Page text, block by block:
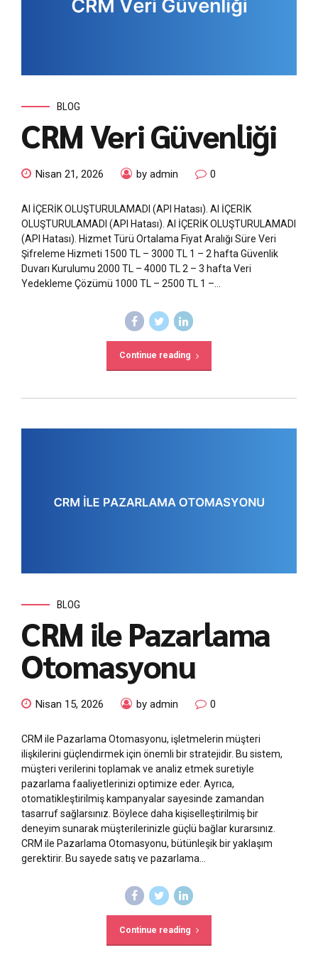
BLOG
CRM Veri Güvenliği
Nisan 21, 2026 by admin 0
AI İÇERİK OLUŞTURULAMADI (API Hatası). AI İÇERİK
OLUŞTURULAMADI (API Hatası). AI İÇERİK OLUŞTURULAMADI
(API Hatası). Hizmet Türü Ortalama Fiyat Aralığı Süre Veri
Şifreleme Hizmeti 1500 TL – 3000 TL 1 – 2 hafta Güvenlik
Duvarı Kurulumu 2000 TL – 4000 TL 2 – 3 hafta Veri
Yedekleme Çözümü 1000 TL – 2500 TL 1 –...
Continue reading
BLOG
CRM ile Pazarlama
Otomasyonu
Nisan 15, 2026 by admin 0
CRM ile Pazarlama Otomasyonu, işletmelerin müşteri
ilişkilerini güçlendirmek için önemli bir stratejidir. Bu sistem,
müşteri verilerini toplamak ve analiz etmek suretiyle
pazarlama faaliyetlerinizi optimize eder. Ayrıca,
otomatikleştirilmiş kampanyalar sayesinde zamandan
tasarruf sağlarsınız. Böylece daha kişiselleştirilmiş bir
deneyim sunarak müşterilerinizle güçlü bağlar kurarsınız.
CRM ile Pazarlama Otomasyonu, bütünleşik bir yaklaşım
gerektirir. Bu sayede satış ve pazarlama...
Continue reading